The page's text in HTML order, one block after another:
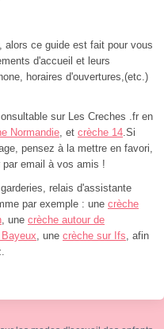
, alors ce guide est fait pour vous
d'accueil et leurs
horaires d'ouvertures,(etc.)
sur Les Creches .fr en
Normandie, et crèche 14.Si
pensez à la mettre en favori,
email à vos amis !
relais d'assistante
par exemple : une crèche
, une crèche autour de
, une crèche sur Ifs, afin